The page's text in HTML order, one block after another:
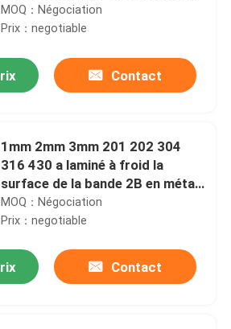
4mm 6mm 10mm solides
solubles
MOQ：Négociation
Prix：negotiable
Contact
1mm 2mm 3mm 201 202 304
316 430 a laminé à froid la
surface de la bande 2B en métal
de bobine d'acier inoxydable
MOQ：Négociation
Prix：negotiable
Contact